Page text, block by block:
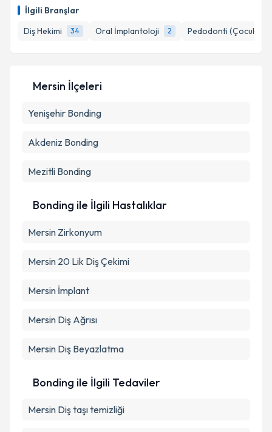
İlgili Branşlar
Diş Hekimi
34 Oral İmplantoloji 2 Pedodonti (Çocuk Diş
Kişisel verilerimin işlenmesine ilişkin
Metni
Takvim Talebini Gönder
Mersin İlçeleri
Yenişehir Bonding
Akdeniz Bonding
Mezitli Bonding
Bonding ile İlgili Hastalıklar
Mersin Zirkonyum
Mersin 20 Lik Diş Çekimi
Mersin İmplant
Mersin Diş Ağrısı
Mersin Diş Beyazlatma
Bonding ile İlgili Tedaviler
Mersin Diş taşı temizliği